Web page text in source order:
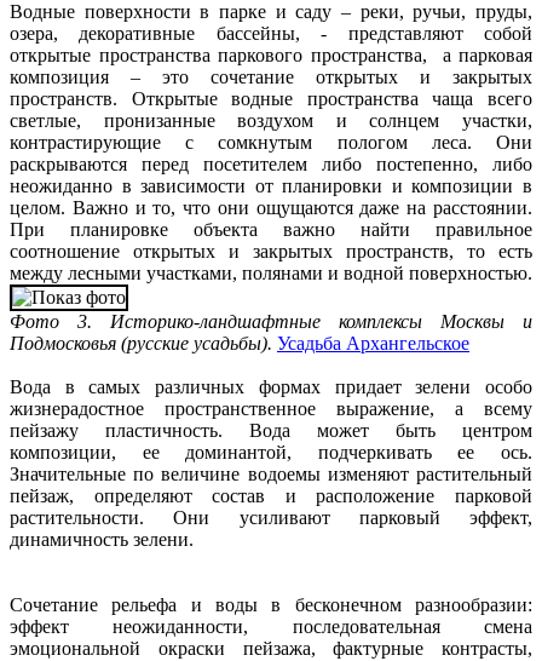
Водные поверхности в парке и саду – реки, ручьи, пруды,
озера, декоративные бассейны, - представляют собой
открытые пространства паркового пространства, а парковая
композиция – это сочетание открытых и закрытых
пространств. Открытые водные пространства чаща всего
светлые, пронизанные воздухом и солнцем участки,
контрастирующие с сомкнутым пологом леса. Они
раскрываются перед посетителем либо постепенно, либо
неожиданно в зависимости от планировки и композиции в
целом. Важно и то, что они ощущаются даже на расстоянии.
При планировке объекта важно найти правильное
соотношение открытых и закрытых пространств, то есть
между лесными участками, полянами и водной поверхностью.
Фото 3. Историко-ландшафтные комплексы Москвы и
Подмосковья (русские усадьбы). Усадьба Архангельское
Вода в самых различных формах придает зелени особо
жизнерадостное пространственное выражение, а всему
пейзажу пластичность. Вода может быть центром
композиции, ее доминантой, подчеркивать ее ось.
Значительные по величине водоемы изменяют растительный
пейзаж, определяют состав и расположение парковой
растительности. Они усиливают парковый эффект,
динамичность зелени.
Сочетание рельефа и воды в бесконечном разнообразии:
эффект неожиданности, последовательная смена
эмоциональной окраски пейзажа, фактурные контрасты,